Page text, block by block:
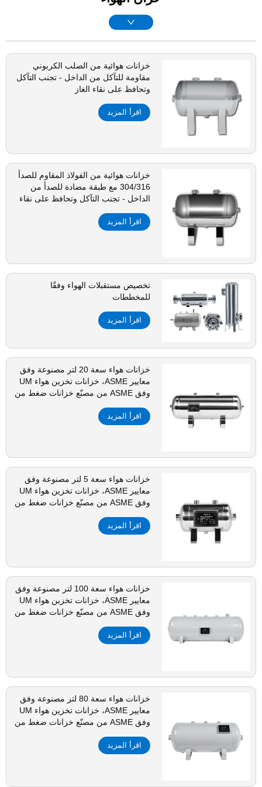
خزانات هوائية من الصلب الكربوني
مقاومة للتآكل من الداخل - تجنب التآكل
وتحافظ على نقاء الغاز
اقرأ المزيد
خزانات هوائية من الفولاذ المقاوم للصدأ
304/316 مع طبقة مضادة للصدأ من
الداخل - تجنب التآكل وتحافظ على نقاء
اقرأ المزيد
تخصيص مستقبلات الهواء وفقًا
للمخططات
اقرأ المزيد
خزانات هواء سعة 20 لتر مصنوعة وفق
معايير ASME، خزانات تخزين هواء UM
وفق ASME من مصنّع خزانات ضغط من
اقرأ المزيد
خزانات هواء سعة 5 لتر مصنوعة وفق
معايير ASME، خزانات تخزين هواء UM
وفق ASME من مصنّع خزانات ضغط من
اقرأ المزيد
خزانات هواء سعة 100 لتر مصنوعة وفق
معايير ASME، خزانات تخزين هواء UM
وفق ASME من مصنّع خزانات ضغط من
اقرأ المزيد
خزانات هواء سعة 80 لتر مصنوعة وفق
معايير ASME، خزانات تخزين هواء UM
وفق ASME من مصنّع خزانات ضغط من
اقرأ المزيد